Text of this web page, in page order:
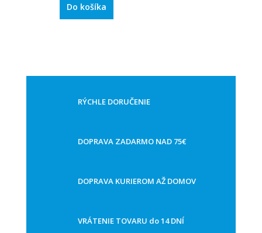
Do košíka
RÝCHLE DORUČENIE
DOPRAVA ZADARMO NAD 75€
DOPRAVA KURIEROM AŽ DOMOV
VRÁTENIE TOVARU do 14 DNÍ